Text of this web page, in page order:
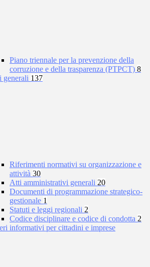
Piano triennale per la prevenzione della
corruzione e della trasparenza (PTPCT) 8
generali 137
Riferimenti normativi su organizzazione e
attività 30
Atti amministrativi generali 20
Documenti di programmazione strategico-
gestionale 1
Statuti e leggi regionali 2
Codice disciplinare e codice di condotta 2
informativi per cittadini e imprese